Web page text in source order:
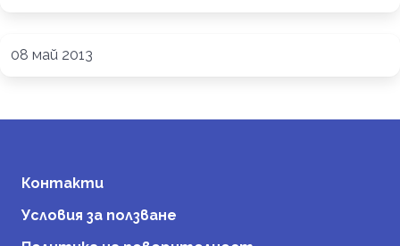
08 май 2013
Контакти
Условия за ползване